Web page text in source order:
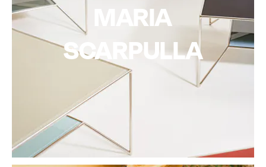
MARIA
SCARPULLA